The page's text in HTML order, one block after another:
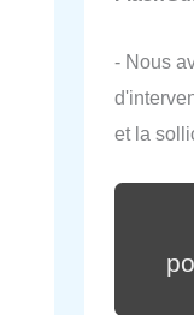
- Nous
et la